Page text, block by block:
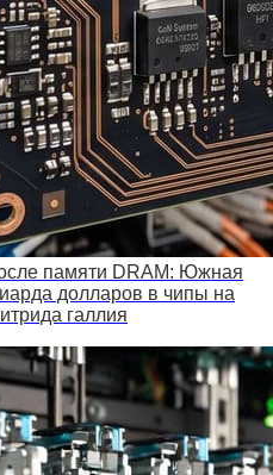
памяти DRAM: Южная
долларов в чипы на
галлия